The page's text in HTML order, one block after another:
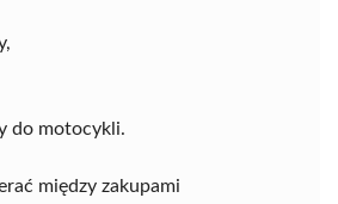
do motocykli.
między zakupami